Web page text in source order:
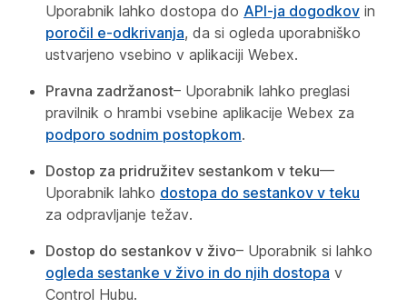
Uporabnik lahko dostopa do API-ja dogodkov in
poročil e-odkrivanja, da si ogleda uporabniško
ustvarjeno vsebino v aplikaciji Webex.
Pravna zadržanost– Uporabnik lahko preglasi
pravilnik o hrambi vsebine aplikacije Webex za
podporo sodnim postopkom.
Dostop za pridružitev sestankom v teku—
Uporabnik lahko dostopa do sestankov v teku
za odpravljanje težav.
Dostop do sestankov v živo– Uporabnik si lahko
ogleda sestanke v živo in do njih dostopa v
Control Hubu.